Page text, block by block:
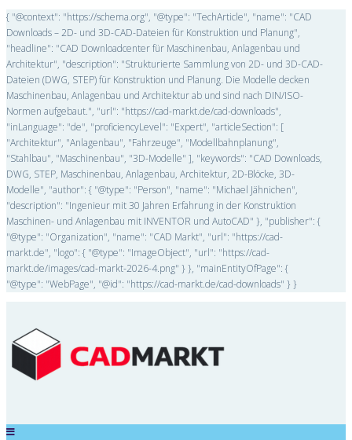
{ "@context": "https://schema.org", "@type": "TechArticle", "name": "CAD
Downloads – 2D- und 3D-CAD-Dateien für Konstruktion und Planung",
"headline": "CAD Downloadcenter für Maschinenbau, Anlagenbau und
Architektur", "description": "Strukturierte Sammlung von 2D- und 3D-CAD-
Dateien (DWG, STEP) für Konstruktion und Planung. Die Modelle decken
Maschinenbau, Anlagenbau und Architektur ab und sind nach DIN/ISO-
Normen aufgebaut.", "url": "https://cad-markt.de/cad-downloads",
"inLanguage": "de", "proficiencyLevel": "Expert", "articleSection": [
"Architektur", "Anlagenbau", "Fahrzeuge", "Modellbahnplanung",
"Stahlbau", "Maschinenbau", "3D-Modelle" ], "keywords": "CAD Downloads,
DWG, STEP, Maschinenbau, Anlagenbau, Architektur, 2D-Blöcke, 3D-
Modelle", "author": { "@type": "Person", "name": "Michael Jähnichen",
"description": "Ingenieur mit 30 Jahren Erfahrung in der Konstruktion
Maschinen- und Anlagenbau mit INVENTOR und AutoCAD" }, "publisher": {
"@type": "Organization", "name": "CAD Markt", "url": "https://cad-
markt.de", "logo": { "@type": "ImageObject", "url": "https://cad-
markt.de/images/cad-markt-2026-4.png" } }, "mainEntityOfPage": {
"@type": "WebPage", "@id": "https://cad-markt.de/cad-downloads" } }